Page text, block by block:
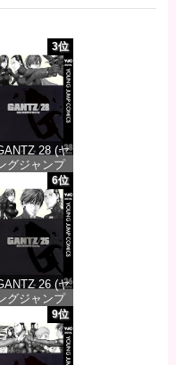
3位
28 (ヤ
グジャンプ
コミックス
DIGITAL)
価格：¥647
6位
26 (ヤ
グジャンプ
コミックス
価格：¥647
9位